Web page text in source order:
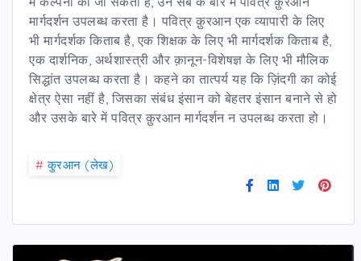
मार्गदर्शन उपलब्ध करता है। पवित्र क़ुरआन एक व्यापारी के लिए
भी मार्गदर्शक किताब है, एक शिक्षक के लिए भी मार्गदर्शक किताब है,
एक दार्शनिक, अर्थशास्त्री और क़ानून-विशेषज्ञ के लिए भी मौलिक
सिद्धांत उपलब्ध करता है। कहने का तात्पर्य यह कि ज़िंदगी का कोई
क्षेत्र ऐसा नहीं है, जिसका संबंध इंसान को बेहतर इंसान बनाने से हो
और उसके बारे में पवित्र क़ुरआन मार्गदर्शन न उपलब्ध करता हो।
# कु़रआन (लेख)